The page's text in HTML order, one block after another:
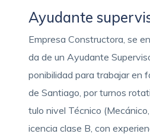
Ayudante
Empresa Constructora, se
da de un Ayudante
ponibilidad para trabajar en
de Santiago, por turnos
tulo nivel Técnico
icencia clase B, con